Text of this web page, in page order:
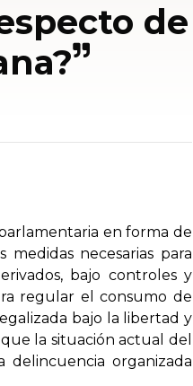
de
en forma de
necesarias para
bajo controles y
regular el consumo de
bajo la libertad y
la situación actual del
organizada